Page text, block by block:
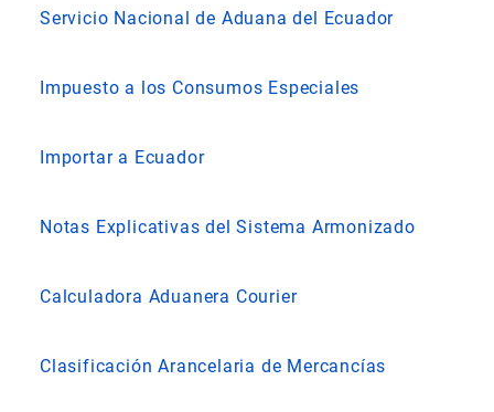
Servicio Nacional de Aduana del Ecuador
Impuesto a los Consumos Especiales
Importar a Ecuador
Notas Explicativas del Sistema Armonizado
Calculadora Aduanera Courier
Clasificación Arancelaria de Mercancías